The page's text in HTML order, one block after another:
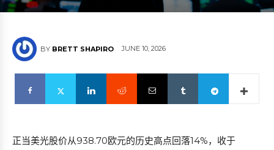
BY BRETT SHAPIRO JUNE 10, 2026
正当美光股价从938.70欧元的历史高点回落14%，收于